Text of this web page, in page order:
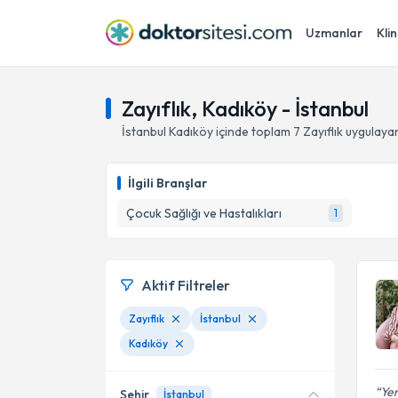
Uzmanlar
Zayıflık, Kadıköy - İstanbul
İstanbul Kadıköyiçinde toplam 7 Zayıflık
İlgili Branşlar
Çocuk Sağlığı ve Hastalıkları
1
Aktif Filtreler
Zayıflık
İstanbul
Kadıköy
Şehir İstanbul